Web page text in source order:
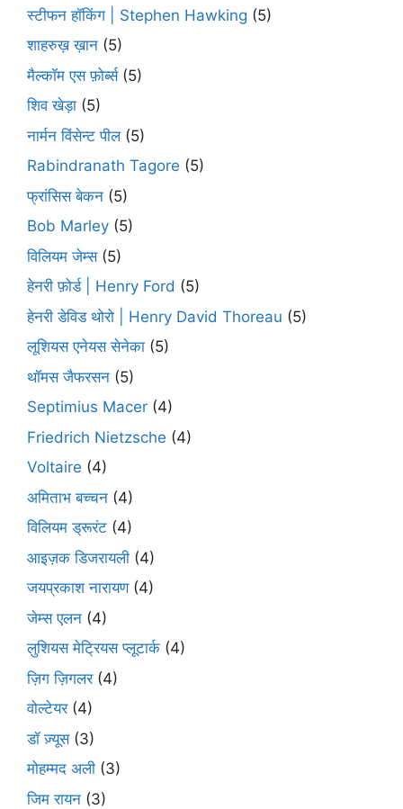
स्टीफन हॉकिंग | Stephen Hawking (5)
शाहरुख़ ख़ान (5)
मैल्कॉम एस फ़ोर्ब्स(5)
शिव खेड़ा (5)
नार्मन विंसेन्ट पील(5)
Rabindranath Tagore (5)
फ्रांसिस बेकन (5)
Bob Marley (5)
विलियम जेम्स(5)
हेनरी फ़ोर्ड | Henry Ford (5)
हेनरी डेविड थोरो | Henry David Thoreau (5)
लूशियस एनेयस सेनेका (5)
थॉमस जैफरसन (5)
Septimius Macer (4)
Friedrich Nietzsche (4)
Voltaire (4)
अमिताभ बच्चन (4)
विलियम ड्रूरंट (4)
आइज़क डिजरायली (4)
जयप्रकाश नारायण(4)
जेम्स एलन (4)
लुशियस मेट्रियस प्लूटार्क (4)
ज़िग ज़िगलर(4)
वोल्टेयर(4)
डॉ ज़्यूस(3)
मोहम्मद अली (3)
जिम रायन (3)